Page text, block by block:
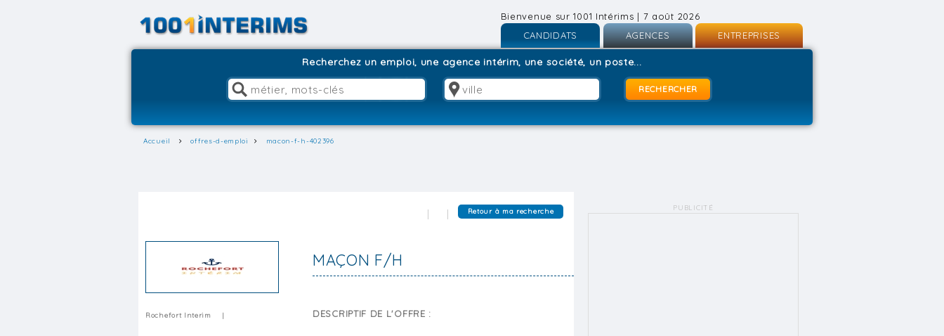
Bienvenue sur 1001 Intérims | 7 août 2026
CANDIDATS
Inscription
AGENCES
Inscription
Connexion
ENTREPRISES
Recherchez un emploi, une agence intérim, une société, un poste...
Accueil offres-d-emploi macon-f-h-402396
Retour à ma recherche
MAÇON F/H
Rochefort Interim | DESCRIPTIF DE L'OFFRE :
PUBLICITÉ